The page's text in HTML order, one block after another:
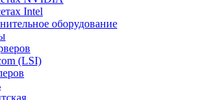
Intel
оборудование
(LSI)